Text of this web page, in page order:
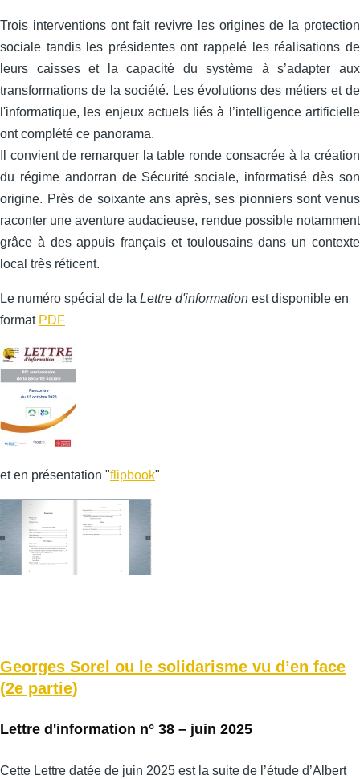
Trois interventions ont fait revivre les origines de la protection
sociale tandis les présidentes ont rappelé les réalisations de
leurs caisses et la capacité du système à s’adapter aux
transformations de la société. Les évolutions des métiers et de
l'informatique, les enjeux actuels liés à l’intelligence artificielle
ont complété ce panorama.
Il convient de remarquer la table ronde consacrée à la création
du régime andorran de Sécurité sociale, informatisé dès son
origine. Près de soixante ans après, ses pionniers sont venus
raconter une aventure audacieuse, rendue possible notamment
grâce à des appuis français et toulousains dans un contexte
local très réticent.
Le numéro spécial de la Lettre d'information est disponible en
format PDF
et en présentation "flipbook"
Georges Sorel ou le solidarisme vu d’en face
(2e partie)
Lettre d'information n° 38 – juin 2025
Cette Lettre datée de juin 2025 est la suite de l’étude d’Albert